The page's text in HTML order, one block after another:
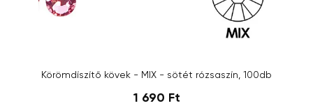
Körömdíszítő kövek - MIX - sötét rózsaszín, 100db
1 690 Ft